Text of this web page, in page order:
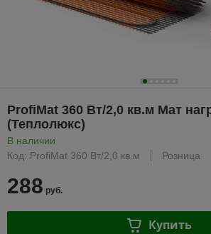
ProfiMat 360 Вт/2,0 кв.м Мат
(Теплолюкс)
В наличии
Код: ProfiMat 360 Вт/2,0 кв.м
Розница
288 руб.
Купить